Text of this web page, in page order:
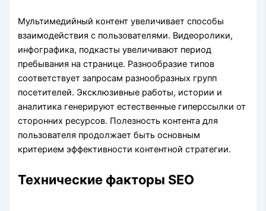
Мультимедийный контент увеличивает способы
взаимодействия с пользователями. Видеоролики,
инфографика, подкасты увеличивают период
пребывания на странице. Разнообразие типов
соответствует запросам разнообразных групп
посетителей. Эксклюзивные работы, истории и
аналитика генерируют естественные гиперссылки от
сторонних ресурсов. Полезность контента для
пользователя продолжает быть основным
критерием эффективности контентной стратегии.
Технические факторы SEO